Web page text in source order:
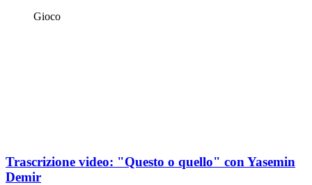
Gioco
Trascrizione video: "Questo o quello" con Yasemin
Demir